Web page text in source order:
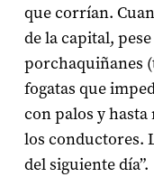
que corrían.
de la capital,
porchaquiñanes
fogatas que
con palos y
los conductores.
del siguiente día”.